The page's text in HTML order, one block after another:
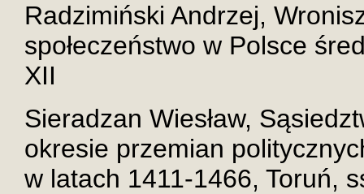
Radzimiński Andrzej,
społeczeństwo w Polsce
XII
Sieradzan Wiesław,
okresie przemian
w latach 1411-1466, Toruń,